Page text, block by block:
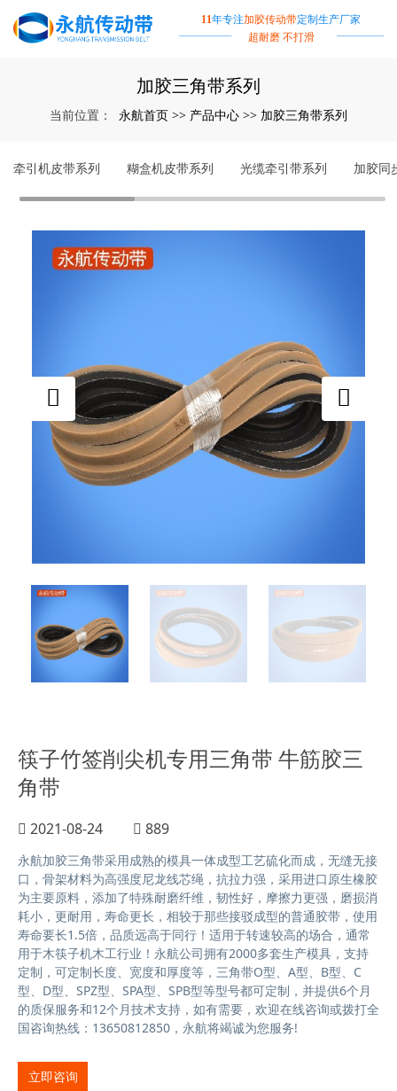
11年专注加胶传动带定制生产厂家
超耐磨 不打滑
加胶三角带系列
当前位置： 永航首页 >> 产品中心 >> 加胶三角带系列
牵引机皮带系列 糊盒机皮带系列 光缆牵引带系列 加胶同
筷子竹签削尖机专用三角带 牛筋胶三
角带
2021-08-24 889
永航加胶三角带采用成熟的模具一体成型工艺硫化而成，无缝无接
口，骨架材料为高强度尼龙线芯绳，抗拉力强，采用进口原生橡胶
为主要原料，添加了特殊耐磨纤维，韧性好，摩擦力更强，磨损消
耗小，更耐用，寿命更长，相较于那些接驳成型的普通胶带，使用
寿命要长1.5倍，品质远高于同行！适用于转速较高的场合，通常
用于木筷子机木工行业！永航公司拥有2000多套生产模具，支持
定制，可定制长度、宽度和厚度等，三角带O型、A型、B型、C
型、D型、SPZ型、SPA型、SPB型等型号都可定制，并提供6个月
的质保服务和12个月技术支持，如有需要，欢迎在线咨询或拨打全
国咨询热线：13650812850，永航将竭诚为您服务!
立即咨询